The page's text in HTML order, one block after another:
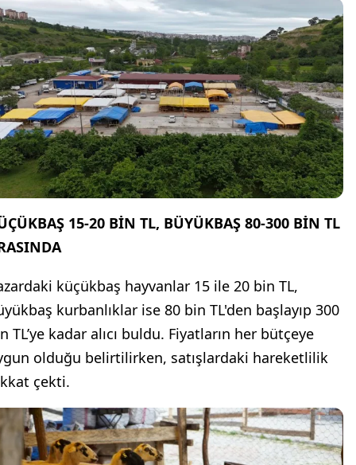
15-20 BİN TL, BÜYÜKBAŞ 80-300 BİN TL
küçükbaş hayvanlar 15 ile 20 bin TL,
kurbanlıklar ise 80 bin TL'den başlayıp 300
TL’ye kadar alıcı buldu. Fiyatların her bütçeye
olduğu belirtilirken, satışlardaki hareketlilik
çekti.